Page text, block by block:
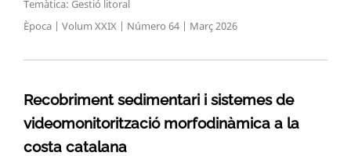
Temàtica: Gestió litoral
Època | Volum XXIX | Número 64 | Març 2026
Recobriment sedimentari i sistemes de
videomonitorització morfodinàmica a la
costa catalana